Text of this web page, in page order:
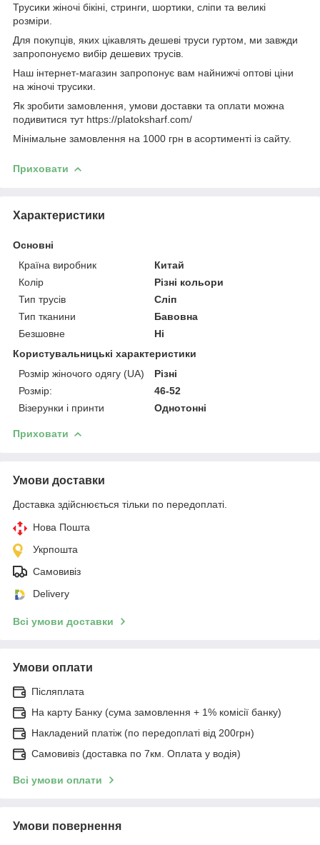
Трусики жіночі бікіні, стринги, шортики, сліпи та великі
розміри.
Для покупців, яких цікавлять дешеві труси гуртом, ми завжди
запропонуємо вибір дешевих трусів.
Наш інтернет-магазин запропонує вам найнижчі оптові ціни
на жіночі трусики.
Як зробити замовлення, умови доставки та оплати можна
подивитися тут https://platoksharf.com/
Мінімальне замовлення на 1000 грн в асортименті із сайту.
Приховати
Характеристики
Основні
Країна виробник
Китай
Колір
Різні кольори
Тип трусів
Сліп
Тип тканини
Бавовна
Безшовне
Ні
Користувальницькі характеристики
Розмір жіночого одягу (UA)
Різні
Розмір:
46-52
Візерунки і принти
Однотонні
Приховати
Умови доставки
Доставка здійснюється тільки по передоплаті.
Нова Пошта
Укрпошта
Самовивіз
Delivery
Всі умови доставки
Умови оплати
Післяплата
На карту Банку (сума замовлення + 1% комісії банку)
Накладений платіж (по передоплаті від 200грн)
Самовивіз (доставка по 7км. Оплата у водія)
Всі умови оплати
Умови повернення